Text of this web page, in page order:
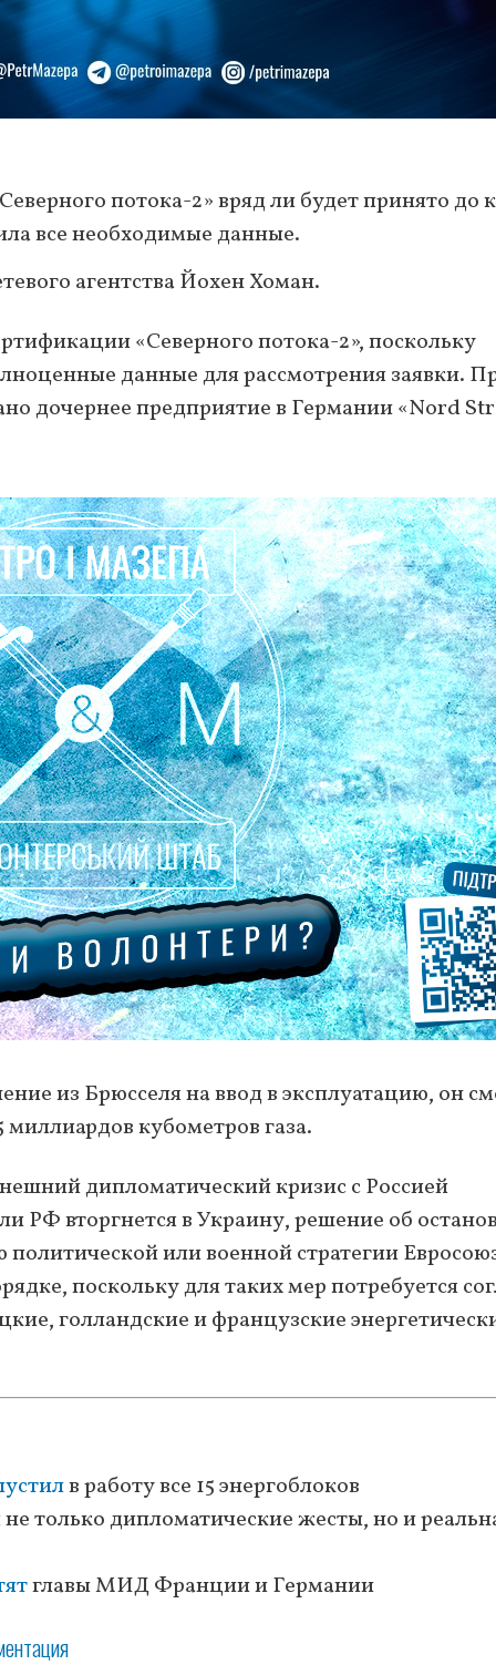
потока-2» вряд ли будет принято до
все необходимые данные.
агентства Йохен Хоман.
«Северного потока-2», поскольку
данные для рассмотрения заявки.
дочернее предприятие в Германии «Nord
из Брюсселя на ввод в эксплуатацию, он
кубометров газа.
дипломатический кризис с Россией
РФ вторгнется в Украину, решение об
политической или военной стратегии
поскольку для таких мер потребуется
голландские и французские
в работу все 15 энергоблоков
только дипломатические жесты, но и
главы МИД Франции и Германии